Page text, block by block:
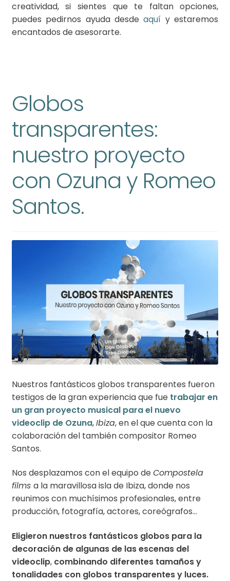
creatividad, si sientes que te faltan opciones,
puedes pedirnos ayuda desdeaquí y estaremos
encantados de asesorarte.
Globos
transparentes:
nuestro proyecto
con Ozuna y Romeo
Santos.
Nuestros fantásticos globos transparentes fueron
testigos de la gran experiencia que fue trabajar en
un gran proyecto musical para el nuevo
videoclip de Ozuna,Ibiza, en el que cuenta con la
colaboración del también compositor Romeo
Santos.
Nos desplazamos con el equipo deCompostela
films a la maravillosa isla de Ibiza, donde nos
reunimos con muchísimos profesionales, entre
producción, fotografía, actores, coreógrafos…
Eligieron nuestros fantásticos globos para la
decoración de algunas de las escenas del
videoclip, combinando diferentes tamaños y
tonalidades con globos transparentes y luces.